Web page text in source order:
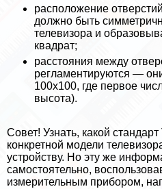
расположение
должно быть
телевизора и
квадрат;
расстояния между
регламентируются —
100х100, где первое
высота).
Совет! Узнать, какой стандарт
конкретной модели
устройству. Но эту же
самостоятельно,
измерительным прибором,